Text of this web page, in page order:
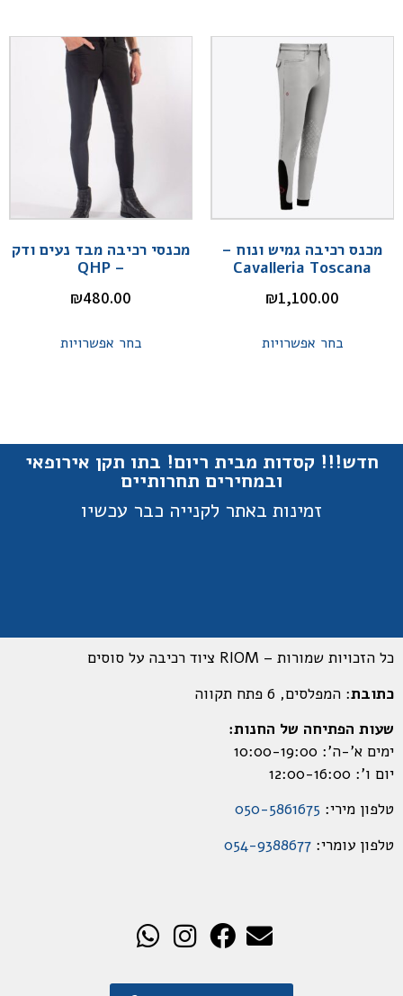
מכנס רכיבה גמיש ונוח –
Cavalleria Toscana
₪1,100.00
בחר אפשרויות
מכנסי רכיבה מבד נעים ודק
– QHP
₪480.00
בחר אפשרויות
חדש!!! קסדות מבית ריום! בתו תקן אירופאי
ובמחירים תחרותיים
זמינות באתר לקנייה כבר עכשיו
כל הזכויות שמורות – RIOM ציוד רכיבה על סוסים
כתובת: המפלסים, 6 פתח תקווה
שעות הפתיחה של החנות:
ימים א’-ה’: 10:00-19:00
יום ו’: 12:00-16:00
טלפון מירי: 050-5861675
טלפון עומרי: 054-9388677